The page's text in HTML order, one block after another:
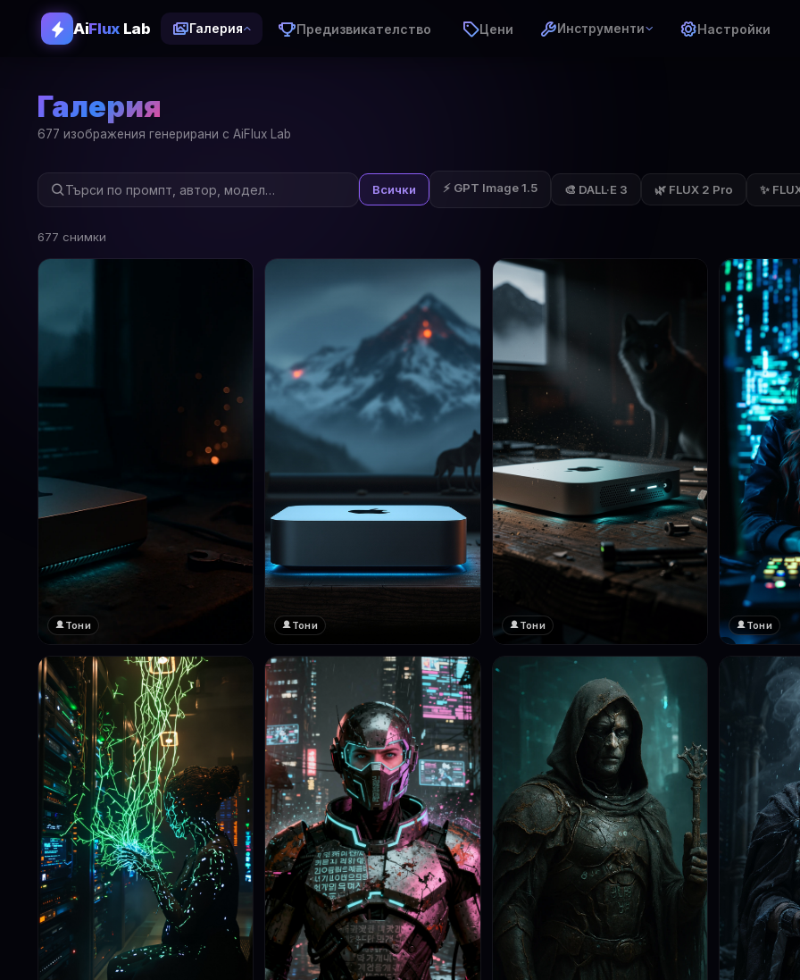
AiFluxLab Галерия Предизвикателство Цени Инструменти Настройки
Галерия
677 изображения генерирани с AiFlux Lab
Всички ⚡ GPT Image 1.5 🎨 DALL·E 3 🌿 FLUX 2 Pro ✨
677 снимки
Тони Тони
Тони
❤️
Тони